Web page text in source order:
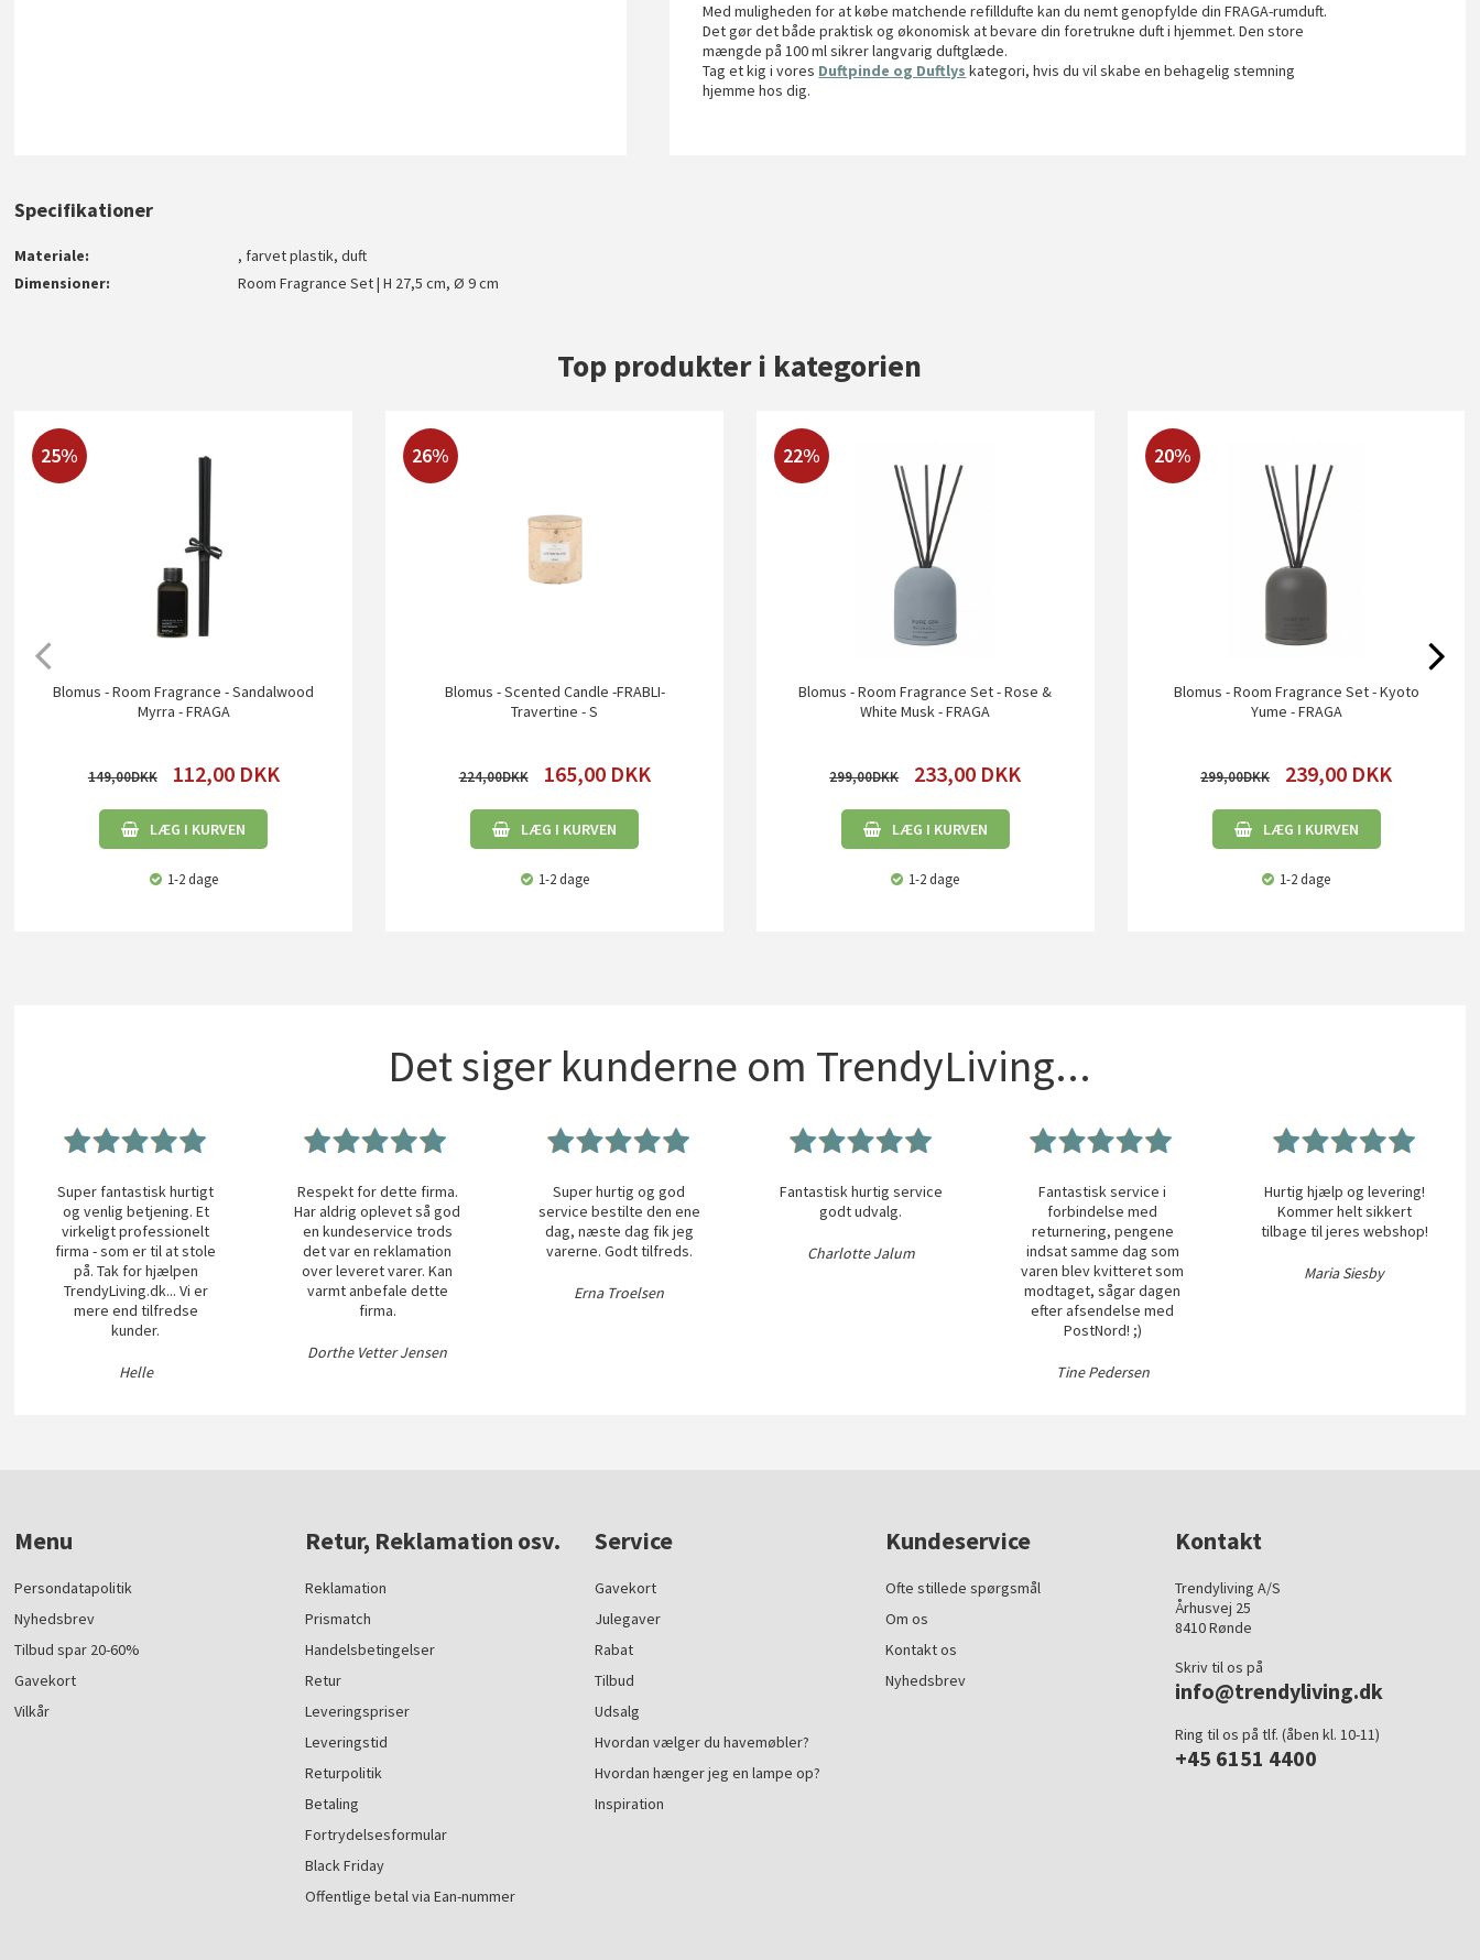
Med muligheden for at købe matchende refilldufte kan du nemt genopfylde din FRAGA-rumduft.
Det gør det både praktisk og økonomisk at bevare din foretrukne duft i hjemmet. Den store
mængde på 100 ml sikrer langvarig duftglæde.
Tag et kig i vores Duftpinde og Duftlys kategori, hvis du vil skabe en behagelig stemning
hjemme hos dig.
Specifikationer
Materiale
, farvet plastik, duft
Dimensioner
Room Fragrance Set | H 27,5 cm, Ø 9 cm
Top produkter i kategorien
25%
Blomus - Room Fragrance - Sandalwood
Myrra - FRAGA
149,00 112,00 DKK
LÆG I KURVEN
1-2 dage
26%
Blomus - Scented Candle -FRABLI-
Travertine - S
224,00 165,00 DKK
LÆG I KURVEN
1-2 dage
22%
Blomus - Room Fragrance Set - Rose &
White Musk - FRAGA
299,00 233,00 DKK
LÆG I KURVEN
1-2 dage
20%
Blomus - Room Fragrance Set - Kyoto
Yume - FRAGA
299,00 239,00 DKK
LÆG I KURVEN
1-2 dage
Det siger kunderne om TrendyLiving...
Super fantastisk hurtigt
og venlig betjening. Et
virkeligt professionelt
firma - som er til at stole
på. Tak for hjælpen
TrendyLiving.dk... Vi er
mere end tilfredse
kunder.
Helle
Respekt for dette firma.
Har aldrig oplevet så god
en kundeservice trods
det var en reklamation
over leveret varer. Kan
varmt anbefale dette
firma.
Dorthe Vetter Jensen
Super hurtig og god
service bestilte den ene
dag, næste dag fik jeg
varerne. Godt tilfreds.
Erna Troelsen
Fantastisk hurtig service
godt udvalg.
Charlotte Jalum
Fantastisk service i
forbindelse med
returnering, pengene
indsat samme dag som
varen blev kvitteret som
modtaget, sågar dagen
efter afsendelse med
PostNord! ;)
Tine Pedersen
Hurtig hjælp og levering!
Kommer helt sikkert
tilbage til jeres webshop!
Maria Siesby
Menu
Persondatapolitik
Nyhedsbrev
Tilbud spar 20-60%
Gavekort
Vilkår
Retur, Reklamation osv.
Reklamation
Prismatch
Handelsbetingelser
Retur
Leveringspriser
Leveringstid
Returpolitik
Betaling
Fortrydelsesformular
Black Friday
Offentlige betal via Ean-nummer
Service
Gavekort
Julegaver
Rabat
Tilbud
Udsalg
Hvordan vælger du havemøbler?
Hvordan hænger jeg en lampe op?
Inspiration
Kundeservice
Ofte stillede spørgsmål
Om os
Kontakt os
Nyhedsbrev
Kontakt
Trendyliving A/S
Århusvej 25
8410 Rønde
Skriv til os på
info@trendyliving.dk
Ring til os på tlf. (åben kl. 10-11)
+45 6151 4400